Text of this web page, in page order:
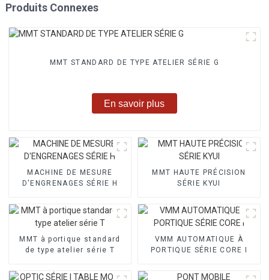
Produits Connexes
MMT STANDARD DE TYPE ATELIER SÉRIE G
En savoir plus
MACHINE DE MESURE
D'ENGRENAGES SÉRIE H
MMT HAUTE PRÉCISION
SÉRIE KYUI
MMT à portique standard
de type atelier série T
VMM AUTOMATIQUE À
PORTIQUE SÉRIE CORE I